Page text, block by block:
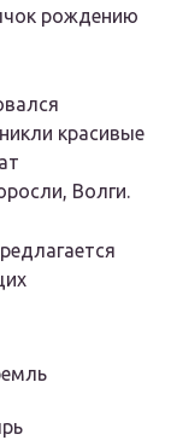
рождению
красивые
Волги.